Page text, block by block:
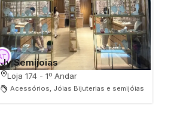
Jy Semijoias
Loja 174 - 1º Andar
Acessórios, Jóias Bijuterias e semijóias